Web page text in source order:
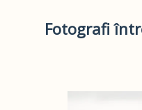
Fotografi